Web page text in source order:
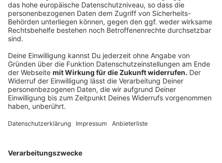
Anzeige
Vor allem in der ersten Ferienwoche müssen Reisende
auf der stark befahrenen Strecke deutlich mehr Zeit
einplanen. Vom 11. Oktober (21.00 Uhr) bis zum 18.
Oktober werden ICEs zwischen Hamm und Hannover
ohne Zwischenhalt über andere Strecken umgeleitet.
Die Fahrt werde dadurch etwa 60 bis 75 Minuten
länger dauern als gewöhnlich, teilte die Bahn mit.
Auf zahlreichen Nahverkehrslinien fahren nur